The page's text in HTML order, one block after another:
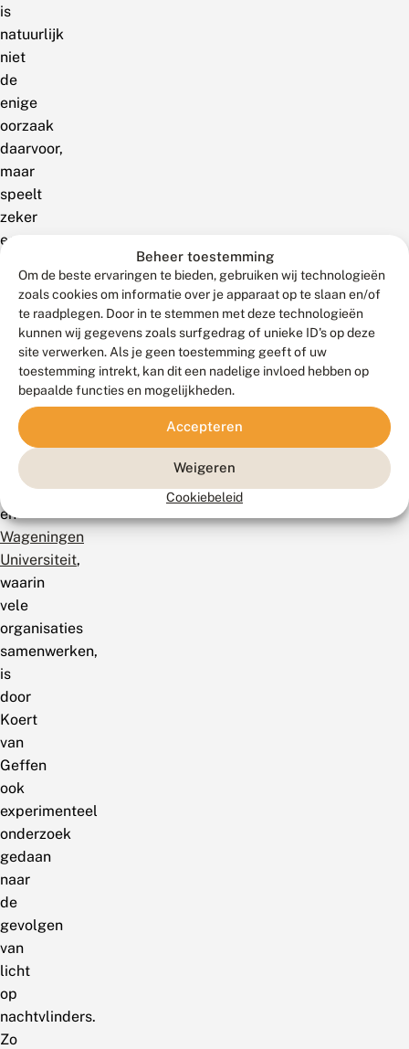
Beheer toestemming
Om de beste ervaringen te bieden, gebruiken wij technologieën
zoals cookies om informatie over je apparaat op te slaan en/of
te raadplegen. Door in te stemmen met deze technologieën
kunnen wij gegevens zoals surfgedrag of unieke ID's op deze
site verwerken. Als je geen toestemming geeft of uw
toestemming intrekt, kan dit een nadelige invloed hebben op
bepaalde functies en mogelijkheden.
Accepteren
Weigeren
Cookiebeleid
is
natuurlijk
niet
de
enige
oorzaak
daarvoor,
maar
speelt
zeker
een
rol.In
het
grote
onderzoeksproject
Licht
Natuur,
van
het
NIOO
en
Wageningen
Universiteit,
waarin
vele
organisaties
samenwerken,
is
door
Koert
van
Geffen
ook
experimenteel
onderzoek
gedaan
naar
de
gevolgen
van
licht
op
nachtvlinders.
Zo